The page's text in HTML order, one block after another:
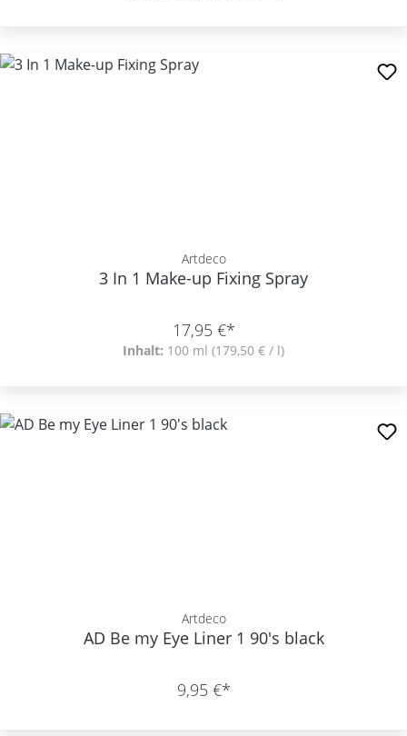
Artdeco
3 In 1 Make-up Fixing Spray
17,95 €*
Inhalt: 100 ml (179,50 € / l)
Artdeco
AD Be my Eye Liner 1 90's black
9,95 €*